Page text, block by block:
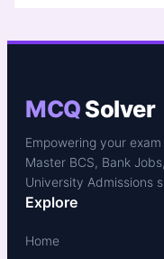
MCQSolver
Empowering your
Master BCS, Bank
University Admissions
Explore
Home